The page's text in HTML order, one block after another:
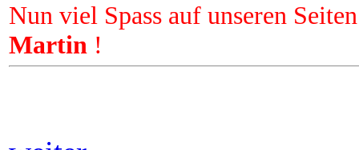
Nun viel Spass auf unseren
Martin !